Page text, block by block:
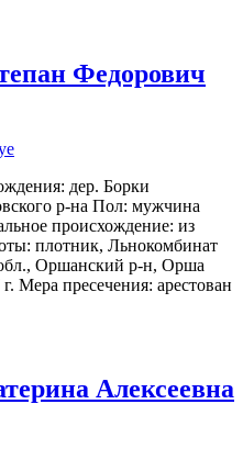
Федорович
дер. Борки
р-на Пол: мужчина
происхождение: из
плотник, Льнокомбинат
Оршанский р-н, Орша
Мера пресечения: арестован
Алексеевна